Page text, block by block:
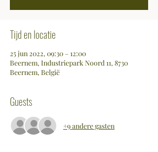
Tijd en locatie
25 jun 2022, 09:30 – 12:00
Beernem, Industriepark Noord 11, 8730
Beernem, België
Guests
+9 andere gasten